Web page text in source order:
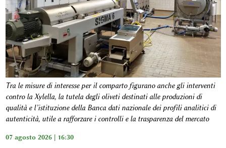
Tra le misure di interesse per il comparto figurano anche gli interventi
contro la Xylella, la tutela degli oliveti destinati alle produzioni di
qualità e l’istituzione della Banca dati nazionale dei profili analitici di
autenticità, utile a rafforzare i controlli e la trasparenza del mercato
07 agosto 2026 | 16:30